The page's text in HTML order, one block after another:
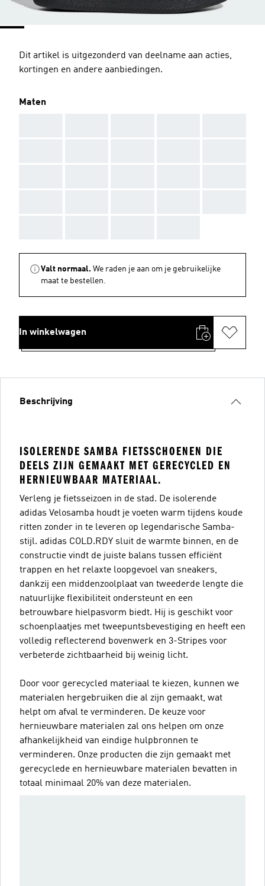
Dit artikel is uitgezonderd van deelname aan acties,
kortingen en andere aanbiedingen.
Maten
Valt normaal. We raden je aan om je gebruikelijke
maat te bestellen.
In winkelwagen
Beschrijving
ISOLERENDE SAMBA FIETSSCHOENEN DIE
DEELS ZIJN GEMAAKT MET GERECYCLED EN
HERNIEUWBAAR MATERIAAL.
Verleng je fietsseizoen in de stad. De isolerende
adidas Velosamba houdt je voeten warm tijdens koude
ritten zonder in te leveren op legendarische Samba-
stijl. adidas COLD.RDY sluit de warmte binnen, en de
constructie vindt de juiste balans tussen efficiënt
trappen en het relaxte loopgevoel van sneakers,
dankzij een middenzoolplaat van tweederde lengte die
natuurlijke flexibiliteit ondersteunt en een
betrouwbare hielpasvorm biedt. Hij is geschikt voor
schoenplaatjes met tweepuntsbevestiging en heeft een
volledig reflecterend bovenwerk en 3-Stripes voor
verbeterde zichtbaarheid bij weinig licht.
Door voor gerecycled materiaal te kiezen, kunnen we
materialen hergebruiken die al zijn gemaakt, wat
helpt om afval te verminderen. De keuze voor
hernieuwbare materialen zal ons helpen om onze
afhankelijkheid van eindige hulpbronnen te
verminderen. Onze producten die zijn gemaakt met
gerecyclede en hernieuwbare materialen bevatten in
totaal minimaal 20% van deze materialen.